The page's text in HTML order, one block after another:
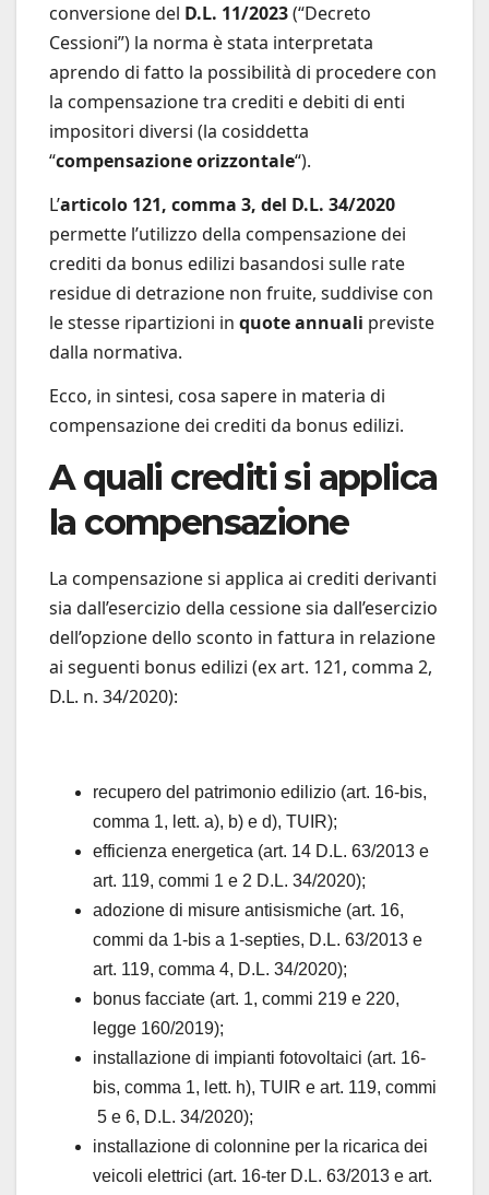
conversione del D.L. 11/2023(“Decreto
Cessioni”) la norma è stata interpretata
aprendo di fatto la possibilità di procedere con
la compensazione tra crediti e debiti di enti
impositori diversi (la cosiddetta
“compensazione orizzontale“).
L’articolo 121, comma 3, del D.L. 34/2020
permette l’utilizzo della compensazione dei
crediti da bonus edilizi basandosi sulle rate
residue di detrazione non fruite, suddivise con
le stesse ripartizioni in quote annuali previste
dalla normativa.
Ecco, in sintesi, cosa sapere in materia di
compensazione dei crediti da bonus edilizi.
A quali crediti si applica
la compensazione
La compensazione si applica ai crediti derivanti
sia dall’esercizio della cessione sia dall’esercizio
dell’opzione dello sconto in fattura in relazione
ai seguenti bonus edilizi (ex art. 121, comma 2,
D.L. n. 34/2020):
recupero del patrimonio edilizio (art. 16-bis,
comma 1, lett. a), b) e d), TUIR);
efficienza energetica (art. 14 D.L. 63/2013 e
art. 119, commi 1 e 2 D.L. 34/2020);
adozione di misure antisismiche (art. 16,
commi da 1-bis a 1-septies, D.L. 63/2013 e
art. 119, comma 4, D.L. 34/2020);
bonus facciate (art. 1, commi 219 e 220,
legge 160/2019);
installazione di impianti fotovoltaici (art. 16-
bis, comma 1, lett. h), TUIR e art. 119, commi
5 e 6, D.L. 34/2020);
installazione di colonnine per la ricarica dei
veicoli elettrici (art. 16-ter D.L. 63/2013 e art.